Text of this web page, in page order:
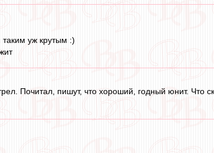
таким уж крутым :)
Почитал, пишут, что хороший, годный юнит. Что